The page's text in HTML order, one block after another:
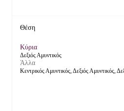
Θέση
Κύρια
Δεξιός Αμυντικός
Άλλα
Κεντρικός Αμυντικός, Δεξιός Αμυντικός,